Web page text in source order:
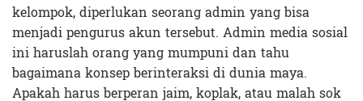
kelompok, diperlukan seorang admin yang bisa
menjadi pengurus akun tersebut. Admin media sosial
ini haruslah orang yang mumpuni dan tahu
bagaimana konsep berinteraksi di dunia maya.
Apakah harus berperan jaim, koplak, atau malah sok